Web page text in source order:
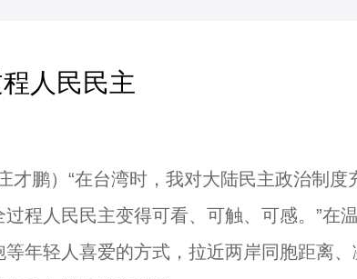
人民民主
鹏）“在台湾时，我对大陆民主政治制度
程人民民主变得可看、可触、可感。”在温
年轻人喜爱的方式，拉近两岸同胞距离、